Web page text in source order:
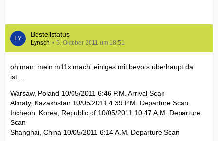
Bestellstatus
Lynsch 5. Oktober 2011 um 18:51
oh man. mein m11x macht einiges mit bevors überhaupt da
ist....
Warsaw, Poland 10/05/2011 6:46 P.M. Arrival Scan
Almaty, Kazakhstan 10/05/2011 4:39 P.M. Departure Scan
Incheon, Korea, Republic of 10/05/2011 10:47 A.M. Departure
Scan
Shanghai, China 10/05/2011 6:14 A.M. Departure Scan